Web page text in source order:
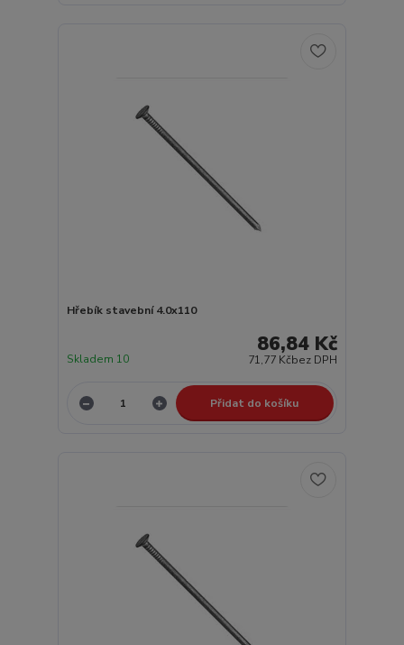
Hřebík stavební 4.0x110
86,84 Kč
71,77 Kčbez DPH
Skladem 10
Přidat do košíku